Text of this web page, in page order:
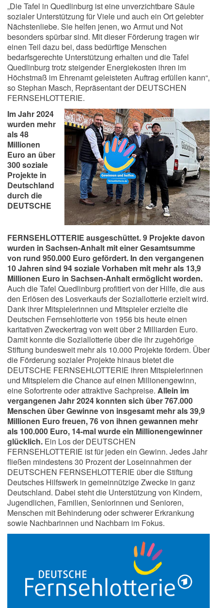
„Die Tafel in Quedlinburg ist eine unverzichtbare Säule
sozialer Unterstützung für Viele und auch ein Ort gelebter
Nächstenliebe. Sie helfen jenen, wo Armut und Not
besonders spürbar sind. Mit dieser Förderung tragen wir
einen Teil dazu bei, dass bedürftige Menschen
bedarfsgerechte Unterstützung erhalten und die Tafel
Quedlinburg trotz steigender Energiekosten ihren im
Höchstmaß im Ehrenamt geleisteten Auftrag erfüllen kann“,
so Stephan Masch, Repräsentant der DEUTSCHEN
FERNSEHLOTTERIE.
Im Jahr 2024
wurden mehr
als 48
Millionen
Euro an über
300 soziale
Projekte in
Deutschland
durch die
DEUTSCHE
FERNSEHLOTTERIE ausgeschüttet. 9 Projekte davon
wurden in Sachsen-Anhalt mit einer Gesamtsumme
von rund 950.000 Euro gefördert. In den vergangenen
10 Jahren sind 94 soziale Vorhaben mit mehr als 13,9
Millionen Euro in Sachsen-Anhalt ermöglicht worden.
Auch die Tafel Quedlinburg profitiert von der Hilfe, die aus
den Erlösen des Losverkaufs der Soziallotterie erzielt wird.
Dank ihrer Mitspielerinnen und Mitspieler erzielte die
Deutschen Fernsehlotterie von 1956 bis heute einen
karitativen Zweckertrag von weit über 2 Milliarden Euro.
Damit konnte die Soziallotterie über die ihr zugehörige
Stiftung bundesweit mehr als 10.000 Projekte fördern. Über
die Förderung sozialer Projekte hinaus bietet die
DEUTSCHE FERNSEHLOTTERIE ihren Mitspielerinnen
und Mitspielern die Chance auf einen Millionengewinn,
eine Sofortrente oder attraktive Sachpreise. Allein im
vergangenen Jahr 2024 konnten sich über 767.000
Menschen über Gewinne von insgesamt mehr als 39,9
Millionen Euro freuen, 76 von ihnen gewannen mehr
als 100.000 Euro, 14-mal wurde ein Millionengewinner
glücklich. Ein Los der DEUTSCHEN
FERNSEHLOTTERIE ist für jeden ein Gewinn. Jedes Jahr
fließen mindestens 30 Prozent der Loseinnahmen der
DEUTSCHEN FERNSEHLOTTERIE über die Stiftung
Deutsches Hilfswerk in gemeinnützige Zwecke in ganz
Deutschland. Dabei steht die Unterstützung von Kindern,
Jugendlichen, Familien, Seniorinnen und Senioren,
Menschen mit Behinderung oder schwerer Erkrankung
sowie Nachbarinnen und Nachbarn im Fokus.